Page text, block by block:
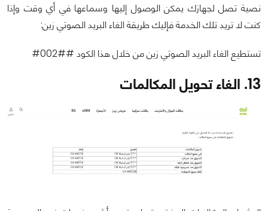
نصية تصل لجهازك يمكن الوصول إليها وسماعها في أي وقت وإذا
كنت لا تريد تلك الخدمة فإليك طريقة الغاء البريد الصوتي زين:
تستطيع الغاء البريد الصوتي زين من خلال هذا الكود ##002#
13. الغاء تحويل المكالمات